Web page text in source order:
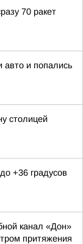
70 ракет
авто и попались
столицей
+36 градусов
канал «Дон»
притяжения